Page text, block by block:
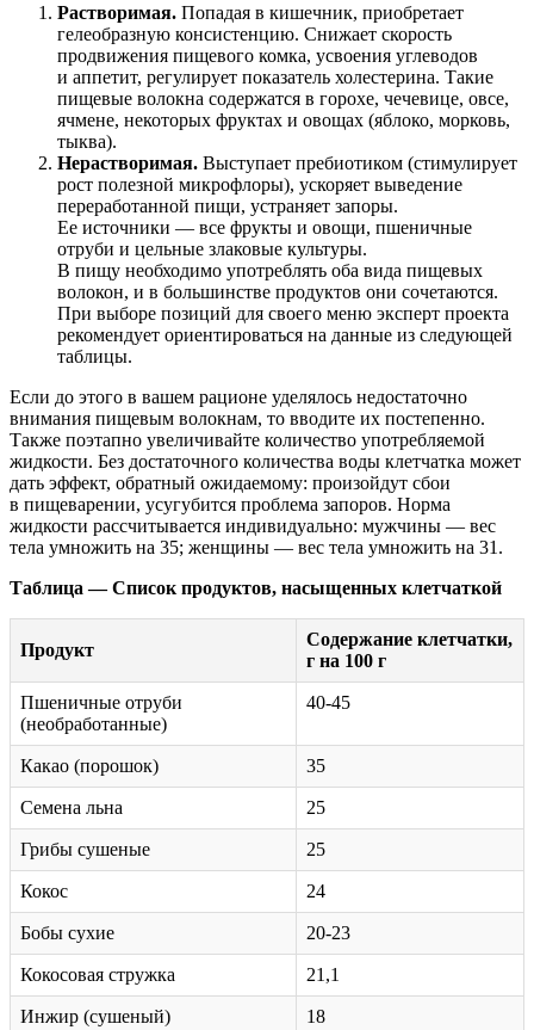
Растворимая. Попадая в кишечник, приобретает
гелеобразную консистенцию. Снижает скорость
продвижения пищевого комка, усвоения углеводов
и аппетит, регулирует показатель холестерина. Такие
пищевые волокна содержатся в горохе, чечевице, овсе,
ячмене, некоторых фруктах и овощах (яблоко, морковь,
тыква).
Нерастворимая. Выступает пребиотиком (стимулирует
рост полезной микрофлоры), ускоряет выведение
переработанной пищи, устраняет запоры.
Ее источники — все фрукты и овощи, пшеничные
отруби и цельные злаковые культуры.
В пищу необходимо употреблять оба вида пищевых
волокон, и в большинстве продуктов они сочетаются.
При выборе позиций для своего меню эксперт проекта
рекомендует ориентироваться на данные из следующей
таблицы.
Если до этого в вашем рационе уделялось недостаточно
внимания пищевым волокнам, то вводите их постепенно.
Также поэтапно увеличивайте количество употребляемой
жидкости. Без достаточного количества воды клетчатка может
дать эффект, обратный ожидаемому: произойдут сбои
в пищеварении, усугубится проблема запоров. Норма
жидкости рассчитывается индивидуально: мужчины — вес
тела умножить на 35; женщины — вес тела умножить на 31.
Таблица — Список продуктов, насыщенных клетчаткой
Продукт
Содержание клетчатки,
г на 100 г
Пшеничные отруби
(необработанные)
40-45
Какао (порошок) 35
Семена льна 25
Грибы сушеные 25
Кокос 24
Бобы сухие 20-23
Кокосовая стружка 21,1
Инжир (сушеный) 18